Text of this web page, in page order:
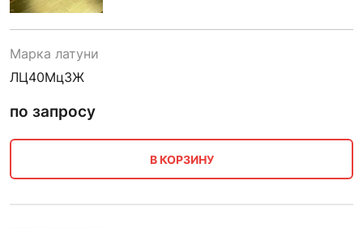
Марка латуни
ЛЦ40Мц3Ж
по запросу
В КОРЗИНУ